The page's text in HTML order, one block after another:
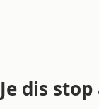
Je dis